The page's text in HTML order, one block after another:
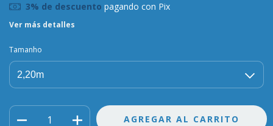
3% de descuento pagando con Pix
Ver más detalles
Tamanho